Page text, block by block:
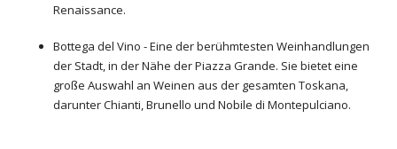
Renaissance.
Bottega del Vino - Eine der berühmtesten Weinhandlungen
der Stadt, in der Nähe der Piazza Grande. Sie bietet eine
große Auswahl an Weinen aus der gesamten Toskana,
darunter Chianti, Brunello und Nobile di Montepulciano.